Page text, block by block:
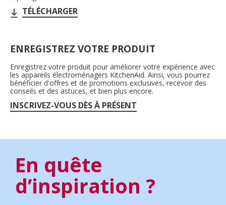
TÉLÉCHARGER
ENREGISTREZ VOTRE PRODUIT
Enregistrez votre produit pour améliorer votre expérience avec
les appareils électroménagers KitchenAid. Ainsi, vous pourrez
bénéficier d'offres et de promotions exclusives, recevoir des
conseils et des astuces, et bien plus encore.
INSCRIVEZ-VOUS DÈS À PRÉSENT
En quête
d’inspiration ?